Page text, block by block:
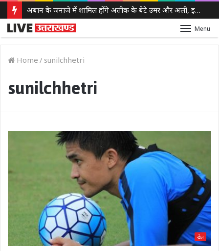
अबान के जनाजे में शामिल होंगे अतीक के बेटे उमर और अली, इलाहाबाद हाईकोर्ट ने दी पैरोल
Menu
Home / sunilchhetri
sunilchhetri
खेल